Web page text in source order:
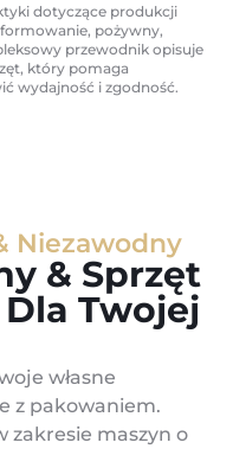
dotyczące produkcji
pożywny,
przewodnik opisuje
który pomaga
wydajność i zgodność.
Niezawodny
& Sprzęt
Twojej
własne
z pakowaniem.
zakresie maszyn o